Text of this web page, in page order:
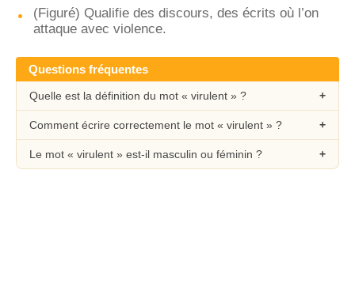
(Figuré) Qualifie des discours, des écrits où l’on
attaque avec violence.
Questions fréquentes
Quelle est la définition du mot « virulent » ?
Comment écrire correctement le mot « virulent » ?
Le mot « virulent » est-il masculin ou féminin ?